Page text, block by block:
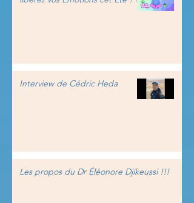
Interview de Cédric Heda
Les propos du Dr Éléonore Djikeussi !!!